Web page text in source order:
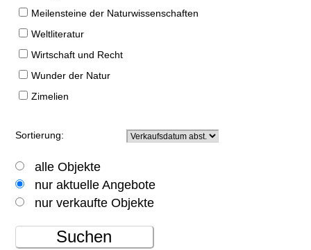
Meilensteine der Naturwissenschaften
Weltliteratur
Wirtschaft und Recht
Wunder der Natur
Zimelien
Sortierung:
alle Objekte
nur aktuelle Angebote
nur verkaufte Objekte
Suchen